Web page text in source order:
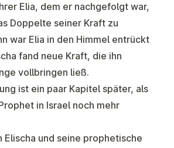
Elia, dem er nachgefolgt war,
Doppelte seiner Kraft zu
war Elia in den Himmel entrückt
fand neue Kraft, die ihn
vollbringen ließ.
ist ein paar Kapitel später, als
in Israel noch mehr
Elischa und seine prophetische